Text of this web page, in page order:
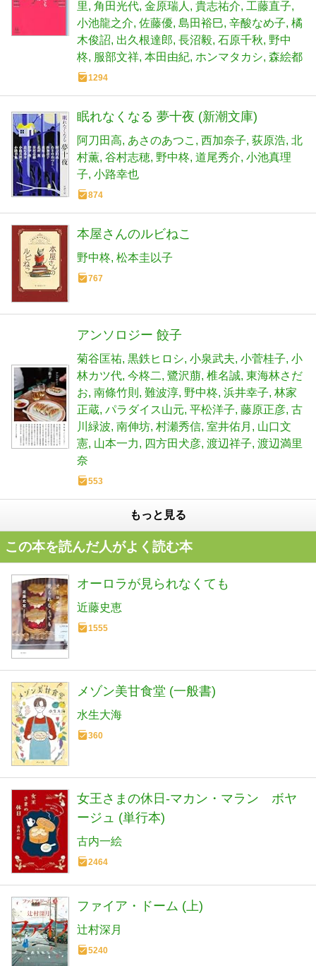
里 角田光代 金原瑞人 貴志祐介 工藤直子
小池龍之介 佐藤優 島田裕巳 辛酸なめ子 橘
木俊詔 出久根達郎 長沼毅 石原千秋 野中
柊
服部文祥 本田由紀 ホンマタカシ 森絵都
1294
眠れなくなる 夢十夜 (新潮文庫)
阿刀田高 あさのあつこ 西加奈子 荻原浩 北
村薫 谷村志穂 野中柊 道尾秀介 小池真理
子 小路幸也
874
本屋さんのルビねこ
野中柊 松本圭以子
767
アンソロジー 餃子
菊谷匡祐 黒鉄ヒロシ 小泉武夫 小菅桂子 小
林カツ代 今柊二 鷺沢萠 椎名誠 東海林さだ
お 南條竹則 難波淳 野中柊 浜井幸子 林家
正蔵 パラダイス山元 平松洋子 藤原正彦 古
川緑波 南伸坊 村瀬秀信 室井佑月
山口文
憲 山本一力 四方田犬彦 渡辺祥子 渡辺満里
奈
553
もっと見る
この本を読んだ人がよく読む本
オーロラが見られなくても
近藤史恵
1555
メゾン美甘食堂 (一般書)
水生大海
360
女王さまの休日-マカン・マラン ボヤ
ージュ (単行本)
古内一絵
2464
ファイア・ドーム (上)
辻村深月
5240